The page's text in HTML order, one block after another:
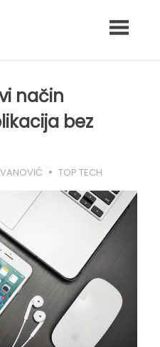
način
bez
TOP TECH